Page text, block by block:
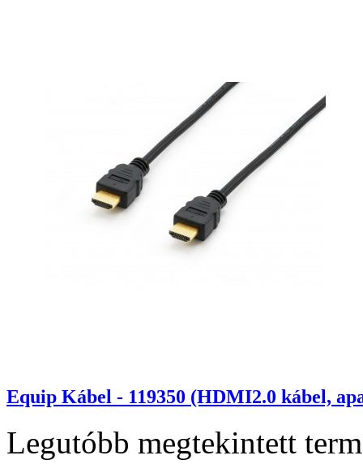
Equip Kábel - 119350 (HDMI2.0 kábel,
Legutóbb megtekintett